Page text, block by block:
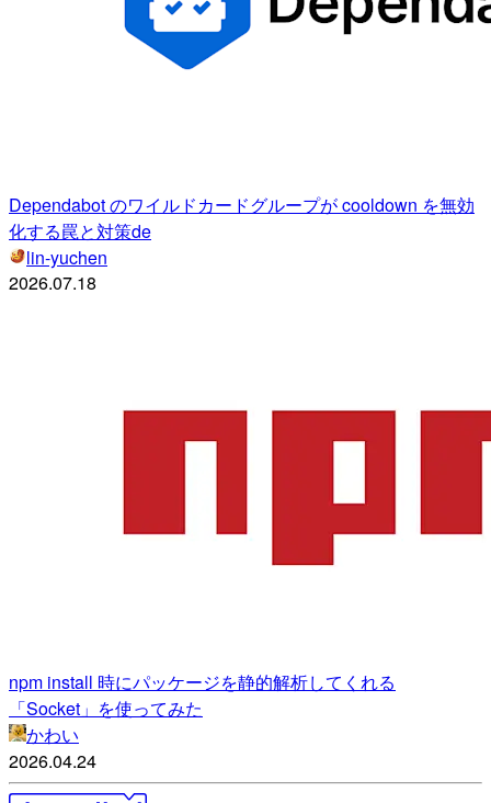
Dependabot のワイルドカードグループが cooldown を無効
化する罠と対策de
lin-yuchen
2026.07.18
npm install 時にパッケージを静的解析してくれる
「Socket」を使ってみた
かわい
2026.04.24